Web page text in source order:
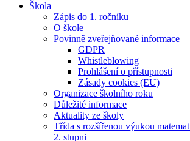
Škola
Zápis do 1. ročníku
O škole
Povinně zveřejňované informace
GDPR
Whistleblowing
Prohlášení o přístupnosti
Zásady cookies (EU)
Organizace školního roku
Důležité informace
Aktuality ze školy
Třída s rozšířenou výukou
2. stupni